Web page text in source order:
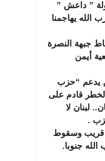
” داعش ”
الله يهاجمنا
جبهة النصرة
أيمن
يدعم “حزب
قادم على
لبنان لا
.
قريب وسقوط
جنوبا.